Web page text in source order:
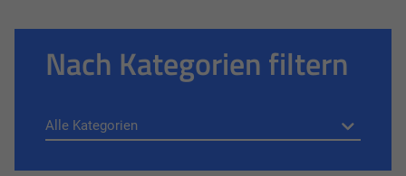
Nach Kategorien filtern